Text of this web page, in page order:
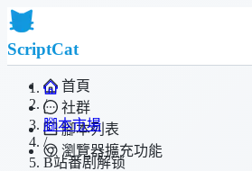
ScriptCat
首頁
社群
腳本列表
瀏覽器擴充功能
/
腳本市場
/
B站番剧解锁